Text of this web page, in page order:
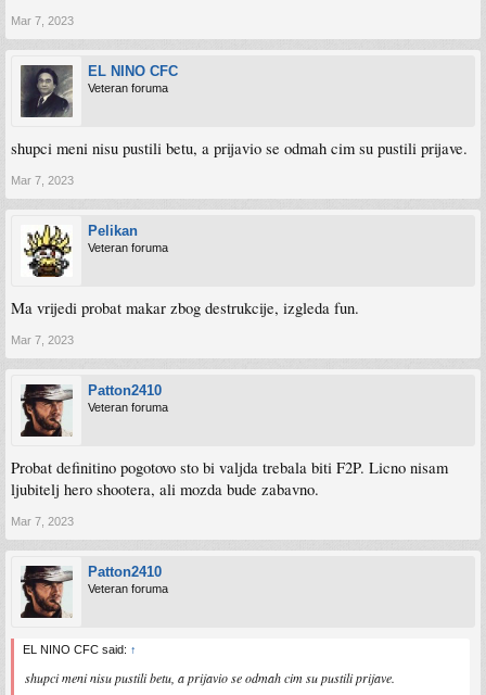
Mar 7, 2023
EL NINO CFC
Veteran foruma
shupci meni nisu pustili betu, a prijavio se odmah cim su pustili prijave.
Mar 7, 2023
Pelikan
Veteran foruma
Ma vrijedi probat makar zbog destrukcije, izgleda fun.
Mar 7, 2023
Patton2410
Veteran foruma
Probat definitino pogotovo sto bi valjda trebala biti F2P. Licno nisam
ljubitelj hero shootera, ali mozda bude zabavno.
Mar 7, 2023
Patton2410
Veteran foruma
EL NINO CFC said: ↑
shupci meni nisu pustili betu, a prijavio se odmah cim su pustili prijave.